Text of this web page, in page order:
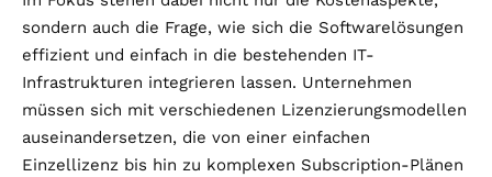
sondern auch die Frage, wie sich die Softwarelösungen
effizient und einfach in die bestehenden IT-
Infrastrukturen integrieren lassen. Unternehmen
müssen sich mit verschiedenen Lizenzierungsmodellen
auseinandersetzen, die von einer einfachen
Einzellizenz bis hin zu komplexen Subscription-Plänen